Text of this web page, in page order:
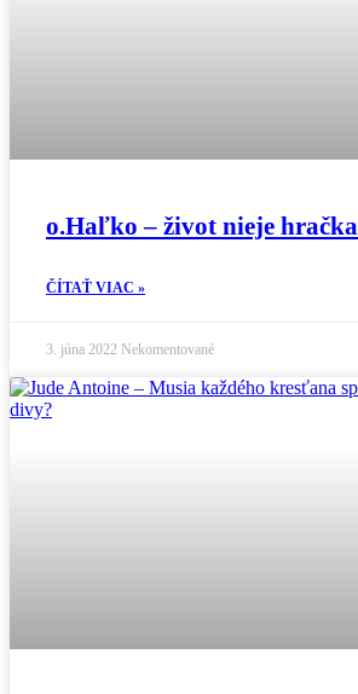
o.Haľko – život nieje hračka
ČÍTAŤ VIAC »
3. júna 2022 Nekomentované